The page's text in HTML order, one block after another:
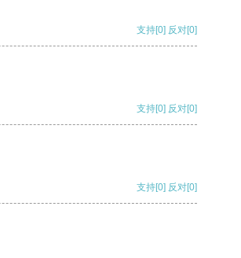
支持[0] 反对[0]
支持[0] 反对[0]
支持[0] 反对[0]